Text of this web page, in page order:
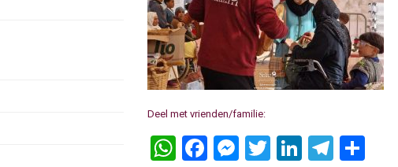
Deel met vrienden/familie:
WhatsApp
Facebook
Messenger
Twitter
LinkedIn